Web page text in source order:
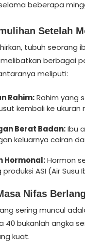
beberapa
Setelah
tubuh seorang
berbagai
meliputi:
Rahim:Rahim yang
kembali ke ukuran
Berat Badan:Ibu
keluarnya cairan
Hormonal:Hormon
ASI (Air Susu
Nifas
sering muncul
40 bukanlah angka
kuat.